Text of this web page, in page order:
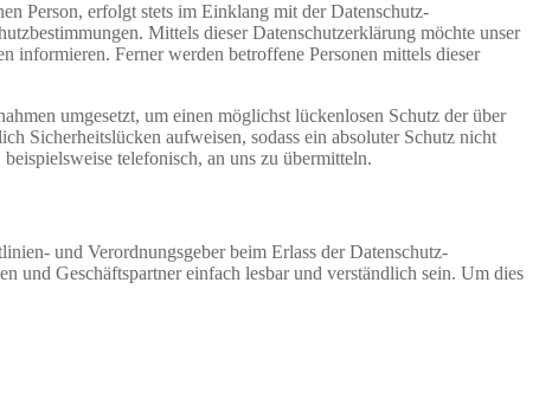
Person, erfolgt stets im Einklang mit der Datenschutz-
Mittels dieser Datenschutzerklärung möchte unser
informieren. Ferner werden betroffene Personen mittels dieser
umgesetzt, um einen möglichst lückenlosen Schutz der über
Sicherheitslücken aufweisen, sodass ein absoluter Schutz nicht
telefonisch, an uns zu übermitteln.
und Verordnungsgeber beim Erlass der Datenschutz-
Geschäftspartner einfach lesbar und verständlich sein. Um dies